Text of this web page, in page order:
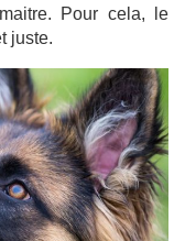
Pour cela, le
juste.